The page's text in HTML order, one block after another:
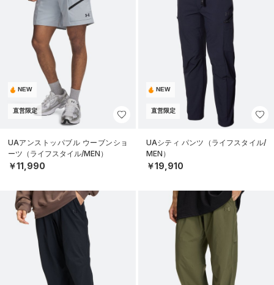
NEW
直営限定
UAアンストッパブル ウーブンショ
ーツ（ライフスタイル/MEN）
￥11,990
NEW
直営限定
UAシティ パンツ（ライフスタイル/
MEN）
￥19,910